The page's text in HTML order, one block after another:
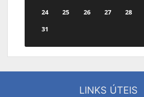
24
25 26 27 28
31
LINKS ÚTEIS